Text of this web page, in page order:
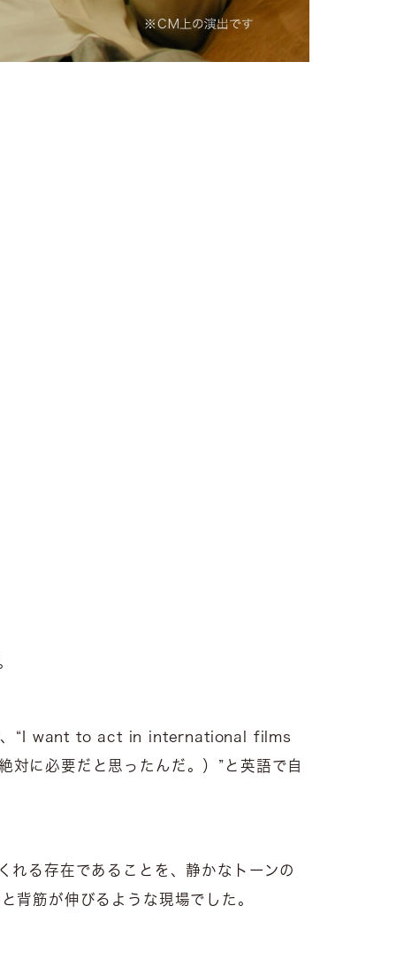
、“I want to act in international films
必要だと思ったんだ。）”と英語で自
れる存在であることを、静かなトーンの
背筋が伸びるような現場でした。